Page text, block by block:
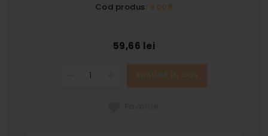
Cod produs: 4009
59,66 lei
ADAUGĂ ÎN COȘ